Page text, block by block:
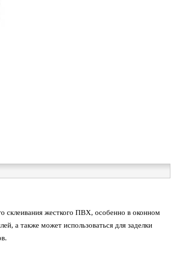
склеивания жесткого ПВХ, особенно в оконном
а также может использоваться для заделки